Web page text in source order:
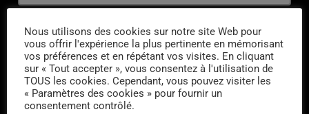
EMAIL*
URL
Nous utilisons des cookies sur notre site Web pour
vous offrir l'expérience la plus pertinente en mémorisant
vos préférences et en répétant vos visites. En cliquant
sur « Tout accepter », vous consentez à l'utilisation de
TOUS les cookies. Cependant, vous pouvez visiter les
« Paramètres des cookies » pour fournir un
consentement contrôlé.